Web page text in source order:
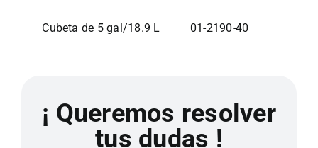
Cubeta de 5 gal/18.9 L 01-2190-40
¡ Queremos resolver
tus dudas !